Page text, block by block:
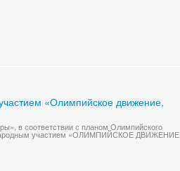
«Олимпийское движение,
в соответствии с планом Олимпийского
участием «ОЛИМПИЙСКОЕ ДВИЖЕНИЕ,